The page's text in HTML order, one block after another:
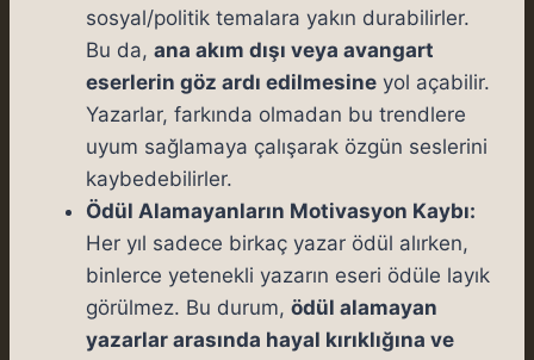
sosyal/politik temalara yakın durabilirler.
Bu da, ana akım dışı veya avangart
eserlerin göz ardı edilmesine yol açabilir.
Yazarlar, farkında olmadan bu trendlere
uyum sağlamaya çalışarak özgün seslerini
kaybedebilirler.
Ödül Alamayanların Motivasyon Kaybı:
Her yıl sadece birkaç yazar ödül alırken,
binlerce yetenekli yazarın eseri ödüle layık
görülmez. Bu durum, ödül alamayan
yazarlar arasında hayal kırıklığına ve